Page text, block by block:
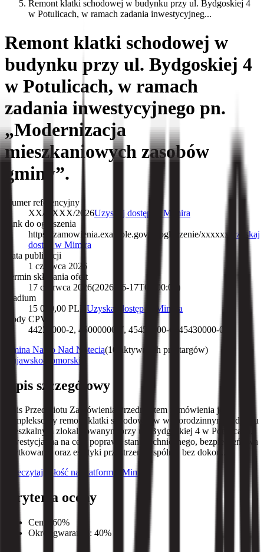
Remont klatki schodowej w budynku przy ul. Bydgoskiej 4
w Potulicach, w ramach zadania inwestycyjneg...
Remont klatki schodowej w
budynku przy ul. Bydgoskiej 4
w Potulicach, w ramach
zadania inwestycyjnego pn.
„Modernizacja
mieszkaniowych zasobów
gminy”.
Numer referencyjny
XX/XXXX/2026Uzyskaj dostęp w Mimira
Link do ogłoszenia
https://zamowienia.example.gov.pl/ogloszenie/xxxxxx
Uzyskaj
dostęp w Mimira
Data publikacji
1 czerwca 2026
Termin składania ofert
17 czerwca 2026(2026-06-17T09:00:00
)
Wadium
15 000,00 PLN Uzyskaj dostęp w Mimira
Kody CPV
44233000-2, 45000000-7, 45450000-6, 45430000-0
Gmina Nakło Nad Notecią(10 aktywnych przetargów)
Kujawsko-pomorskie
Opis szczegółowy
Opis Przedmiotu Zamówienia Przedmiotem zamówienia jest
kompleksowy remont klatki schodowej w wielorodzinnym budynku
mieszkalnym zlokalizowanym przy ul. Bydgoskiej 4 w Potulicach.
Inwestycja ma na celu poprawę stanu technicznego, bezpieczeństwa
użytkowania oraz estetyki przestrzeni wspólnej bez dokon...
Przeczytaj całość na platformie Mimira
Kryteria oceny
Cena 60%
Okres gwarancji : 40%